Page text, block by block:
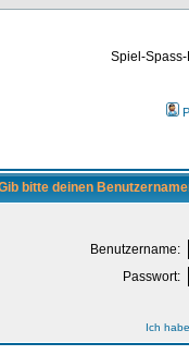
Spiel-
bitte deinen
Benutzername:
Passwort:
Ich